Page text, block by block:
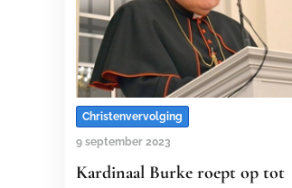
Christenvervolging
9 september 2023
Kardinaal Burke roept op tot